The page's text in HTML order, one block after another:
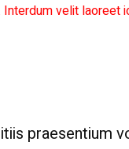
velit laoreet
praesentium